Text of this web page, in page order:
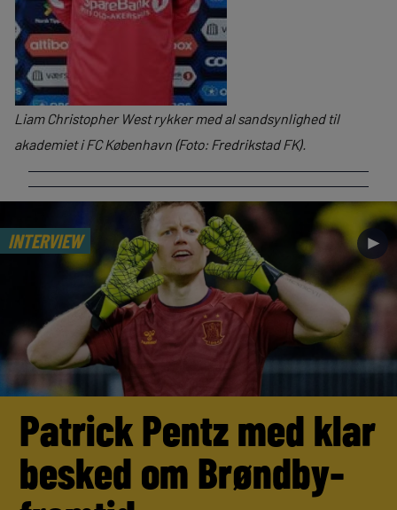
Liam Christopher West rykker med al sandsynlighed til
akademiet i FC København (Foto: Fredrikstad FK).
INTERVIEW ►
Patrick Pentz med klar
besked om Brøndby-